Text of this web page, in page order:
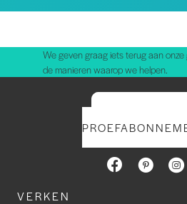
We geven graag iets terug aan
de manieren waarop we helpen.
VERKEN